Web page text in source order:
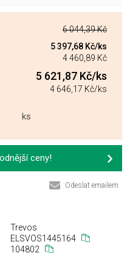
6 044,39 Kč
5 397,68 Kč/ks
4 460,89 Kč
5 621,87 Kč/ks
4 646,17 Kč/ks
ks
ceny!
Odeslat emailem
Trevos
ELSVOS1445164
104802